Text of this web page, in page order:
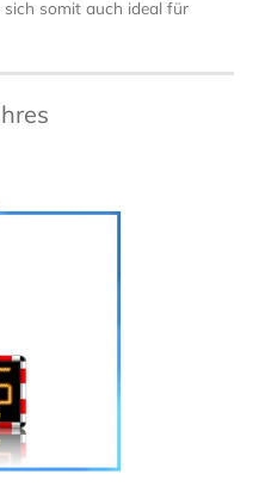
somit auch ideal für